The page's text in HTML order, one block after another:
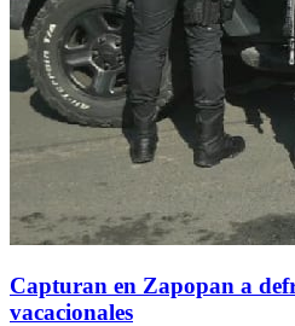
Capturan en Zapopan a
vacacionales